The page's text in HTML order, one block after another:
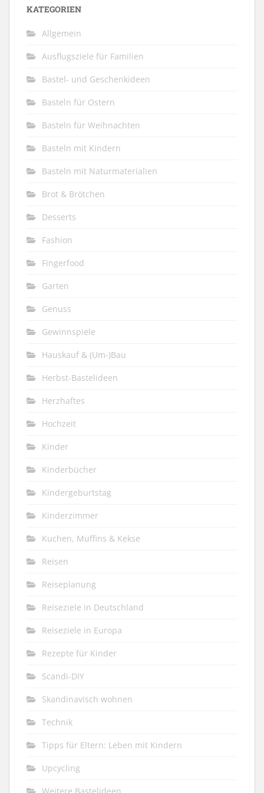
KATEGORIEN
Allgemein
Ausflugsziele für Familien
Bastel- und Geschenkideen
Basteln für Ostern
Basteln für Weihnachten
Basteln mit Kindern
Basteln mit Naturmaterialien
Brot & Brötchen
Desserts
Fashion
Fingerfood
Garten
Genuss
Gewinnspiele
Hauskauf & (Um-)Bau
Herbst-Bastelideen
Herzhaftes
Hochzeit
Kinder
Kinderbücher
Kindergeburtstag
Kinderzimmer
Kuchen, Muffins & Kekse
Reisen
Reiseplanung
Reiseziele in Deutschland
Reiseziele in Europa
Rezepte für Kinder
Scandi-DIY
Skandinavisch wohnen
Technik
Tipps für Eltern: Leben mit Kindern
Upcycling